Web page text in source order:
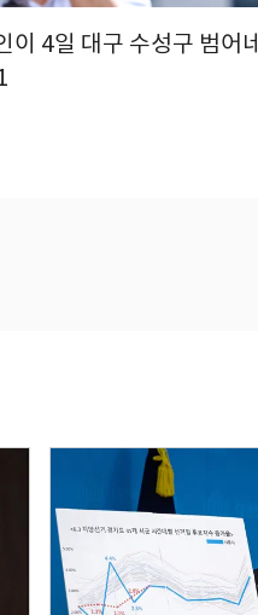
4일 대구 수성구 범어네